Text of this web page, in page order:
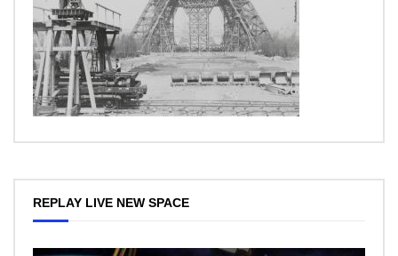
REPLAY LIVE NEW SPACE